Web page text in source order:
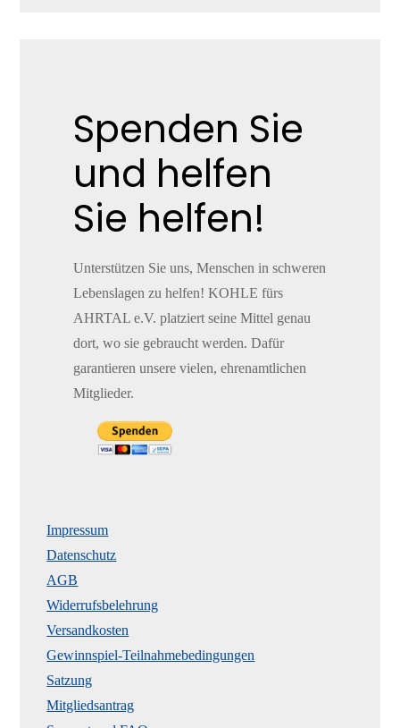
Spenden Sie
und helfen
Sie helfen!
Unterstützen Sie uns, Menschen in schweren
Lebenslagen zu helfen! KOHLE fürs
AHRTAL e.V. platziert seine Mittel genau
dort, wo sie gebraucht werden. Dafür
garantieren unsere vielen, ehrenamtlichen
Mitglieder.
Impressum
Datenschutz
AGB
Widerrufsbelehrung
Versandkosten
Gewinnspiel-Teilnahmebedingungen
Satzung
Mitgliedsantrag